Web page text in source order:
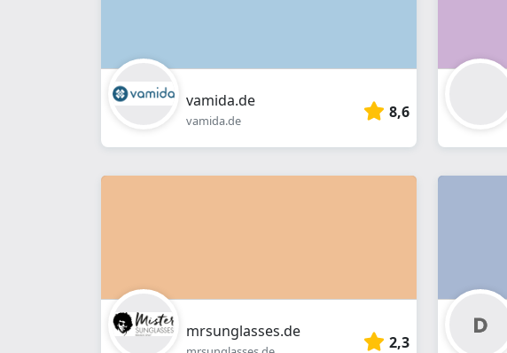
vamida.de
vamida.de 8,6
mrsunglasses.de
2,3